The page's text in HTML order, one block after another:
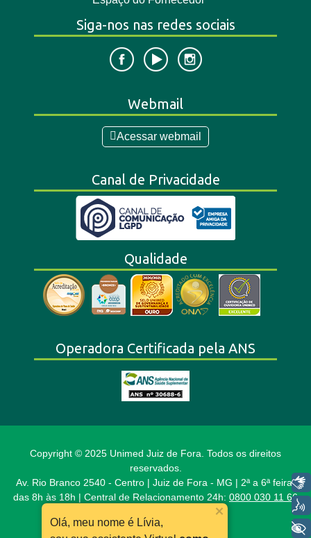
Siga-nos nas redes sociais
Webmail
Acessar webmail
Canal de Privacidade
Qualidade
Operadora Certificada pela ANS
Copyright © 2025 Unimed Juiz de Fora. Todos os direitos
reservados.
Av. Rio Branco 2540 - Centro | Juiz de Fora - MG | 2ª a 6ª feira,
das 8h às 18h | Central de Relacionamento 24h: 0800 030 11 66
Olá, meu nome é Lívia,
Libras
Voz